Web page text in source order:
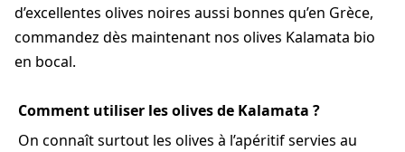
d’excellentes olives noires aussi bonnes qu’en Grèce,
commandez dès maintenant nos olives Kalamata bio
en bocal.
Comment utiliser les olives de Kalamata ?
On connaît surtout les olives à l’apéritif servies au